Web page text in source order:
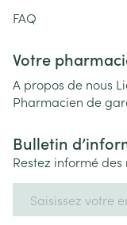
FAQ
Votre
A propos de nous
Pharmacien de
Bulletin
Restez informé